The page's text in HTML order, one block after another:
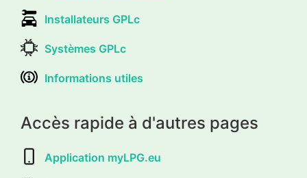
Installateurs GPLc
Systèmes GPLc
Informations utiles
Accès rapide à d'autres pages
Application myLPG.eu